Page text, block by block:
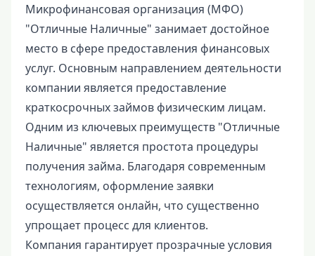
Микрофинансовая организация (МФО)
"Отличные Наличные" занимает достойное
место в сфере предоставления финансовых
услуг. Основным направлением деятельности
компании является предоставление
краткосрочных займов физическим лицам.
Одним из ключевых преимуществ "Отличные
Наличные" является простота процедуры
получения займа. Благодаря современным
технологиям, оформление заявки
осуществляется онлайн, что существенно
упрощает процесс для клиентов.
Компания гарантирует прозрачные условия